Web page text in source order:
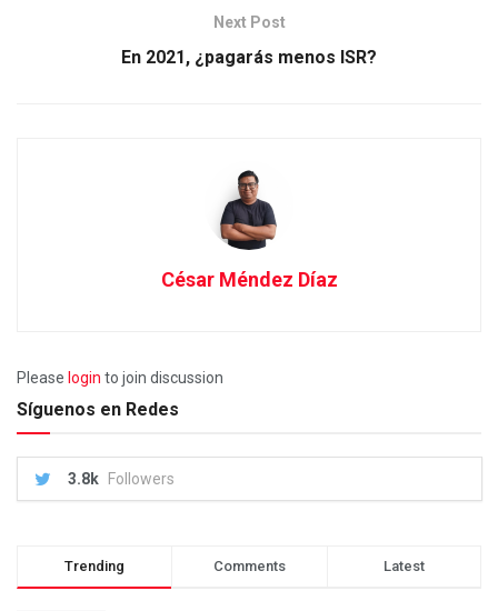
Next Post
En 2021, ¿pagarás menos ISR?
César Méndez Díaz
Please login to join discussion
Síguenos en Redes
3.8k Followers
Trending Comments Latest